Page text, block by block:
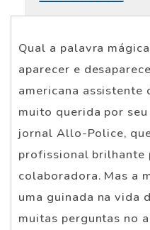
Qual a palavra
aparecer e
americana assistente
muito querida por
jornal Allo-Police,
profissional brilhante
colaboradora. Mas a
uma guinada na vida
muitas perguntas no